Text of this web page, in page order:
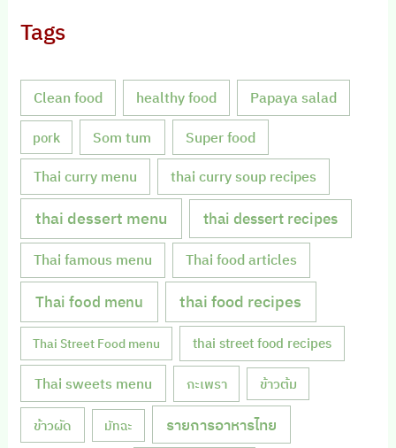
Tags
Clean food healthy food Papaya salad
pork Som tum Super food
Thai curry menu thai curry soup recipes
thai dessert menu thai dessert recipes
Thai famous menu Thai food articles
Thai food menu thai food recipes
Thai Street Food menu thai street food recipes
Thai sweets menu กะเพรา ข้าวต้ม
ข้าวผัด มัทฉะ รายการอาหารไทย